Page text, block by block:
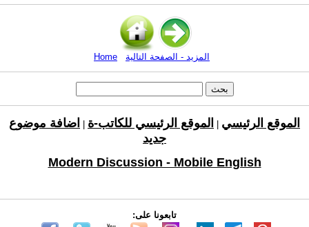
Home المزيد - الصفحة التالية
الموقع الرئيسي الموقع الرئيسي للكاتب-ة
اضافة موضوع
جديد
Modern Discussion - Mobile English
تابعونا على: